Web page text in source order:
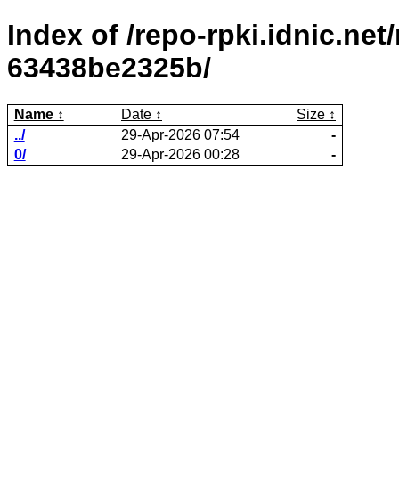
Index of /repo-
63438be2325b/
Name Date
Size
../
29-Apr-2026 07:54
-
0/
29-Apr-2026 00:28 -